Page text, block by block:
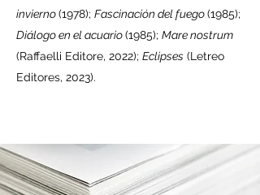
invierno(1978); Fascinación del fuego(1985);
Diálogo en el acuario(1985); Mare nostrum
(Raffaelli Editore, 2022); Eclipses (Letreo
Editores, 2023).